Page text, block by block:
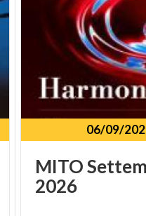
06/09/
MITO
2026